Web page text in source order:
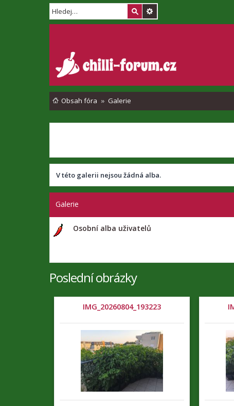
Obsah fóra Galerie
V této galerii nejsou žádná alba.
Galerie
Osobní alba uživatelů
Poslední obrázky
IMG_20260804_193223